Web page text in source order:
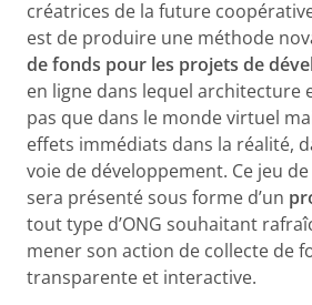
créatrices de la future
est de produire une méthode
de fonds pour les projets de
en ligne dans lequel architecture
pas que dans le monde virtuel
effets immédiats dans la réalité,
voie de développement. Ce jeu
sera présenté sous forme d’un
tout type d’ONG souhaitant
mener son action de collecte de
transparente et interactive.